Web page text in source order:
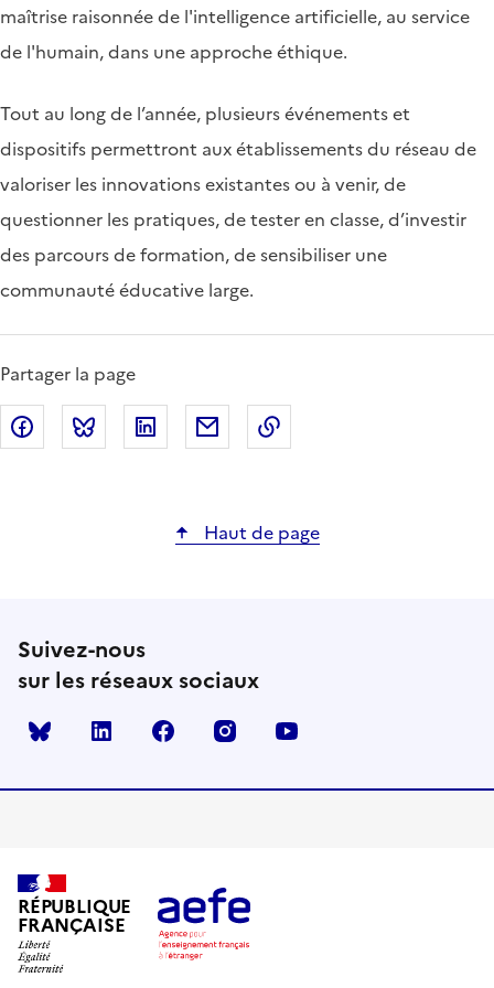
maîtrise raisonnée de l'intelligence artificielle, au service
de l'humain, dans une approche éthique.
Tout au long de l’année, plusieurs événements et
dispositifs permettront aux établissements du réseau de
valoriser les innovations existantes ou à venir, de
questionner les pratiques, de tester en classe, d’investir
des parcours de formation, de sensibiliser une
communauté éducative large.
Partager la page
Partager sur Facebook
Partager sur Bluesky
Partager sur LinkedIn
Partager par email
Haut de page
Suivez-nous
sur les réseaux sociaux
Bluesky linkedin facebook instagram
RÉPUBLIQUE
FRANÇAISE